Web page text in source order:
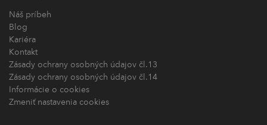
Náš príbeh
Blog
Kariéra
Kontakt
Zásady ochrany osobných údajov čl.13
Zásady ochrany osobných údajov čl.14
Informácie o cookies
Zmeniť nastavenia cookies